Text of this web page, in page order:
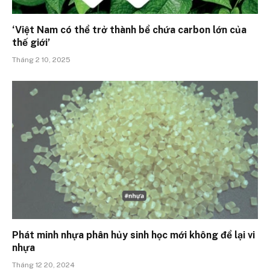
‘Việt Nam có thể trở thành bể chứa carbon lớn của
thế giới’
Tháng 2 10, 2025
Phát minh nhựa phân hủy sinh học mới không để lại vi
nhựa
Tháng 12 20, 2024